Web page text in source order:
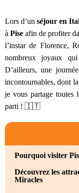
Lors d’unséjour en
àPise afin de profiter
l’instar de Florence,
nombreux joyaux
D’ailleurs, une
incontournables, dont
je vous partage toutes
parti ! 🇮🇹
Pourquoi visiter
Découvrez les
Miracles